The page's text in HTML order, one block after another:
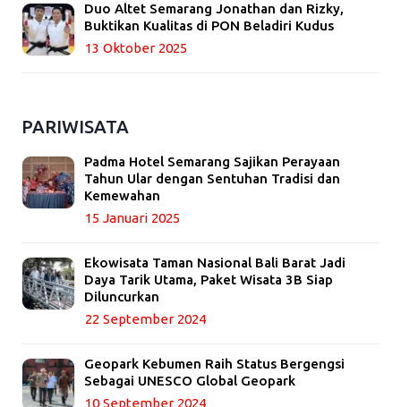
Duo Altet Semarang Jonathan dan Rizky,
Buktikan Kualitas di PON Beladiri Kudus
13 Oktober 2025
PARIWISATA
Padma Hotel Semarang Sajikan Perayaan
Tahun Ular dengan Sentuhan Tradisi dan
Kemewahan
15 Januari 2025
Ekowisata Taman Nasional Bali Barat Jadi
Daya Tarik Utama, Paket Wisata 3B Siap
Diluncurkan
22 September 2024
Geopark Kebumen Raih Status Bergengsi
Sebagai UNESCO Global Geopark
10 September 2024